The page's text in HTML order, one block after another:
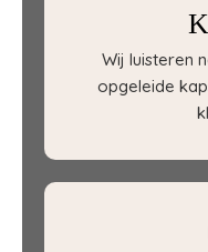
Wij luisteren
opgeleide